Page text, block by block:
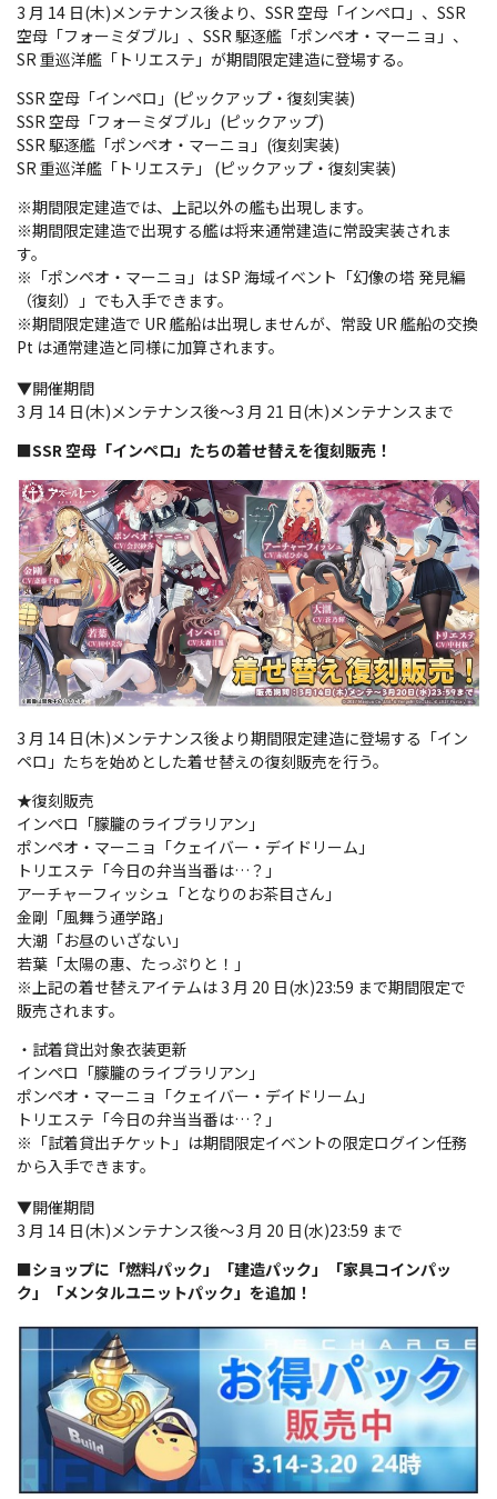
3 月 14 日(木)メンテナンス後より、SSR 空母「インペロ」、SSR
空母「フォーミダブル」、SSR 駆逐艦「ポンペオ・マーニョ」、
SR 重巡洋艦「トリエステ」が期間限定建造に登場する。
SSR 空母「インペロ」(ピックアップ・復刻実装)
SSR 空母「フォーミダブル」(ピックアップ)
SSR 駆逐艦「ポンペオ・マーニョ」(復刻実装)
SR 重巡洋艦「トリエステ」 (ピックアップ・復刻実装)
※期間限定建造では、上記以外の艦も出現します。
※期間限定建造で出現する艦は将来通常建造に常設実装されま
す。
※「ポンペオ・マーニョ」は SP 海域イベント「幻像の塔 発見編
（復刻）」でも入手できます。
※期間限定建造で UR 艦船は出現しませんが、常設 UR 艦船の交換
Pt は通常建造と同様に加算されます。
▼開催期間
3 月 14 日(木)メンテナンス後～3 月 21 日(木)メンテナンスまで
■SSR 空母「インペロ」たちの着せ替えを復刻販売！
3 月 14 日(木)メンテナンス後より期間限定建造に登場する「イン
ペロ」たちを始めとした着せ替えの復刻販売を行う。
★復刻販売
インペロ「朦朧のライブラリアン」
ポンペオ・マーニョ「クェイバー・デイドリーム」
トリエステ「今日の弁当当番は…？」
アーチャーフィッシュ「となりのお茶目さん」
金剛「風舞う通学路」
大潮「お昼のいざない」
若葉「太陽の惠、たっぷりと！」
※上記の着せ替えアイテムは 3 月 20 日(水)23:59 まで期間限定で
販売されます。
・試着貸出対象衣装更新
インペロ「朦朧のライブラリアン」
ポンペオ・マーニョ「クェイバー・デイドリーム」
トリエステ「今日の弁当当番は…？」
※「試着貸出チケット」は期間限定イベントの限定ログイン任務
から入手できます。
▼開催期間
3 月 14 日(木)メンテナンス後～3 月 20 日(水)23:59 まで
■ショップに「燃料パック」「建造パック」「家具コインパッ
ク」「メンタルユニットパック」を追加！